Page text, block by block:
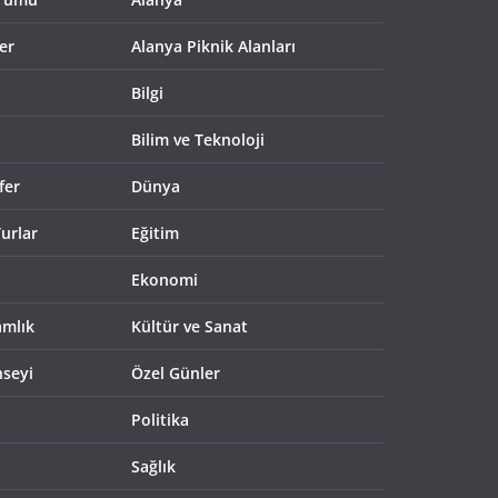
Alanya Piknik Alanları
Bilgi
Bilim ve Teknoloji
Dünya
Eğitim
Ekonomi
Kültür ve Sanat
Özel Günler
Politika
Sağlık